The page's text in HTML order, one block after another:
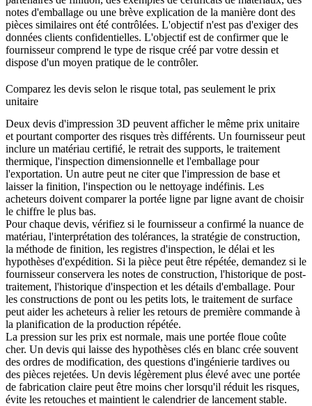
notes d'emballage ou une brève explication de la manière dont des
pièces similaires ont été contrôlées. L'objectif n'est pas d'exiger des
données clients confidentielles. L'objectif est de confirmer que le
fournisseur comprend le type de risque créé par votre dessin et
dispose d'un moyen pratique de le contrôler.
Comparez les devis selon le risque total, pas seulement le prix
unitaire
Deux devis d'impression 3D peuvent afficher le même prix unitaire
et pourtant comporter des risques très différents. Un fournisseur peut
inclure un matériau certifié, le retrait des supports, le traitement
thermique, l'inspection dimensionnelle et l'emballage pour
l'exportation. Un autre peut ne citer que l'impression de base et
laisser la finition, l'inspection ou le nettoyage indéfinis. Les
acheteurs doivent comparer la portée ligne par ligne avant de choisir
le chiffre le plus bas.
Pour chaque devis, vérifiez si le fournisseur a confirmé la nuance de
matériau, l'interprétation des tolérances, la stratégie de construction,
la méthode de finition, les registres d'inspection, le délai et les
hypothèses d'expédition. Si la pièce peut être répétée, demandez si le
fournisseur conservera les notes de construction, l'historique de post-
traitement, l'historique d'inspection et les détails d'emballage. Pour
les constructions de pont ou les petits lots, le traitement de surface
peut aider les acheteurs à relier les retours de première commande à
la planification de la production répétée.
La pression sur les prix est normale, mais une portée floue coûte
cher. Un devis qui laisse des hypothèses clés en blanc crée souvent
des ordres de modification, des questions d'ingénierie tardives ou
des pièces rejetées. Un devis légèrement plus élevé avec une portée
de fabrication claire peut être moins cher lorsqu'il réduit les risques,
évite les retouches et maintient le calendrier de lancement stable.